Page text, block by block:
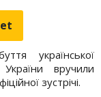
української
вручили
зустрічі.